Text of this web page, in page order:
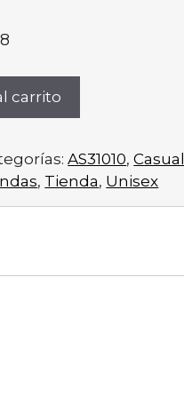
carrito
AS31010,Casual
, Tienda, Unisex